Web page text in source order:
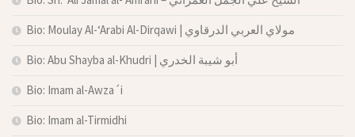
Bio: Moulay Al-‘Arabi Al-Dirqawi | مولاي العربي الدرقاوي
Bio: Abu Shayba al-Khudri | أبو شيبة الخدري
Bio: Imam al-Awza´i
Bio: Imam al-Tirmidhi